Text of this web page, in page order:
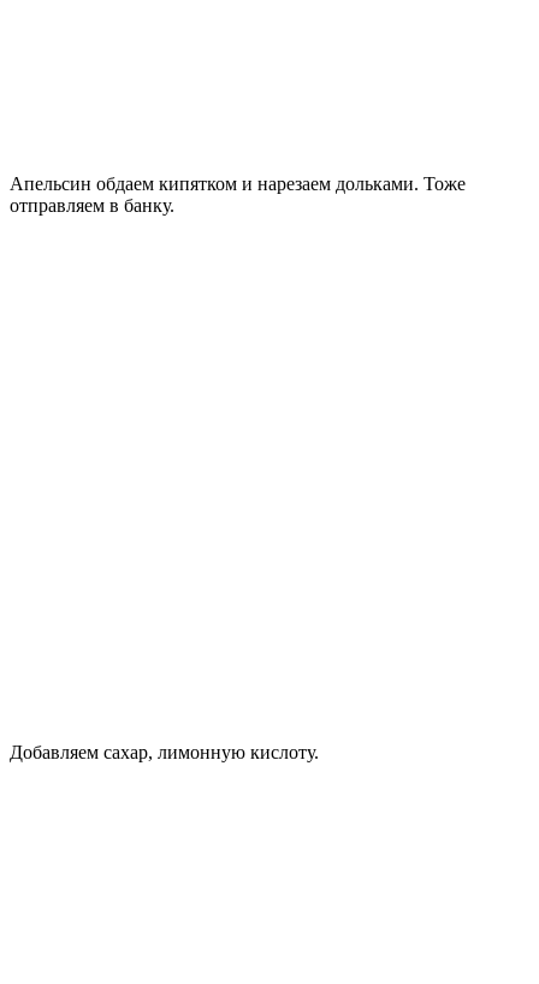
Апельсин обдаем кипятком и нарезаем дольками. Тоже
отправляем в банку.
Добавляем сахар, лимонную кислоту.